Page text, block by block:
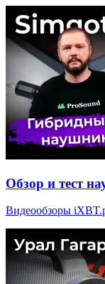
Обзор и тест
Видеообзоры